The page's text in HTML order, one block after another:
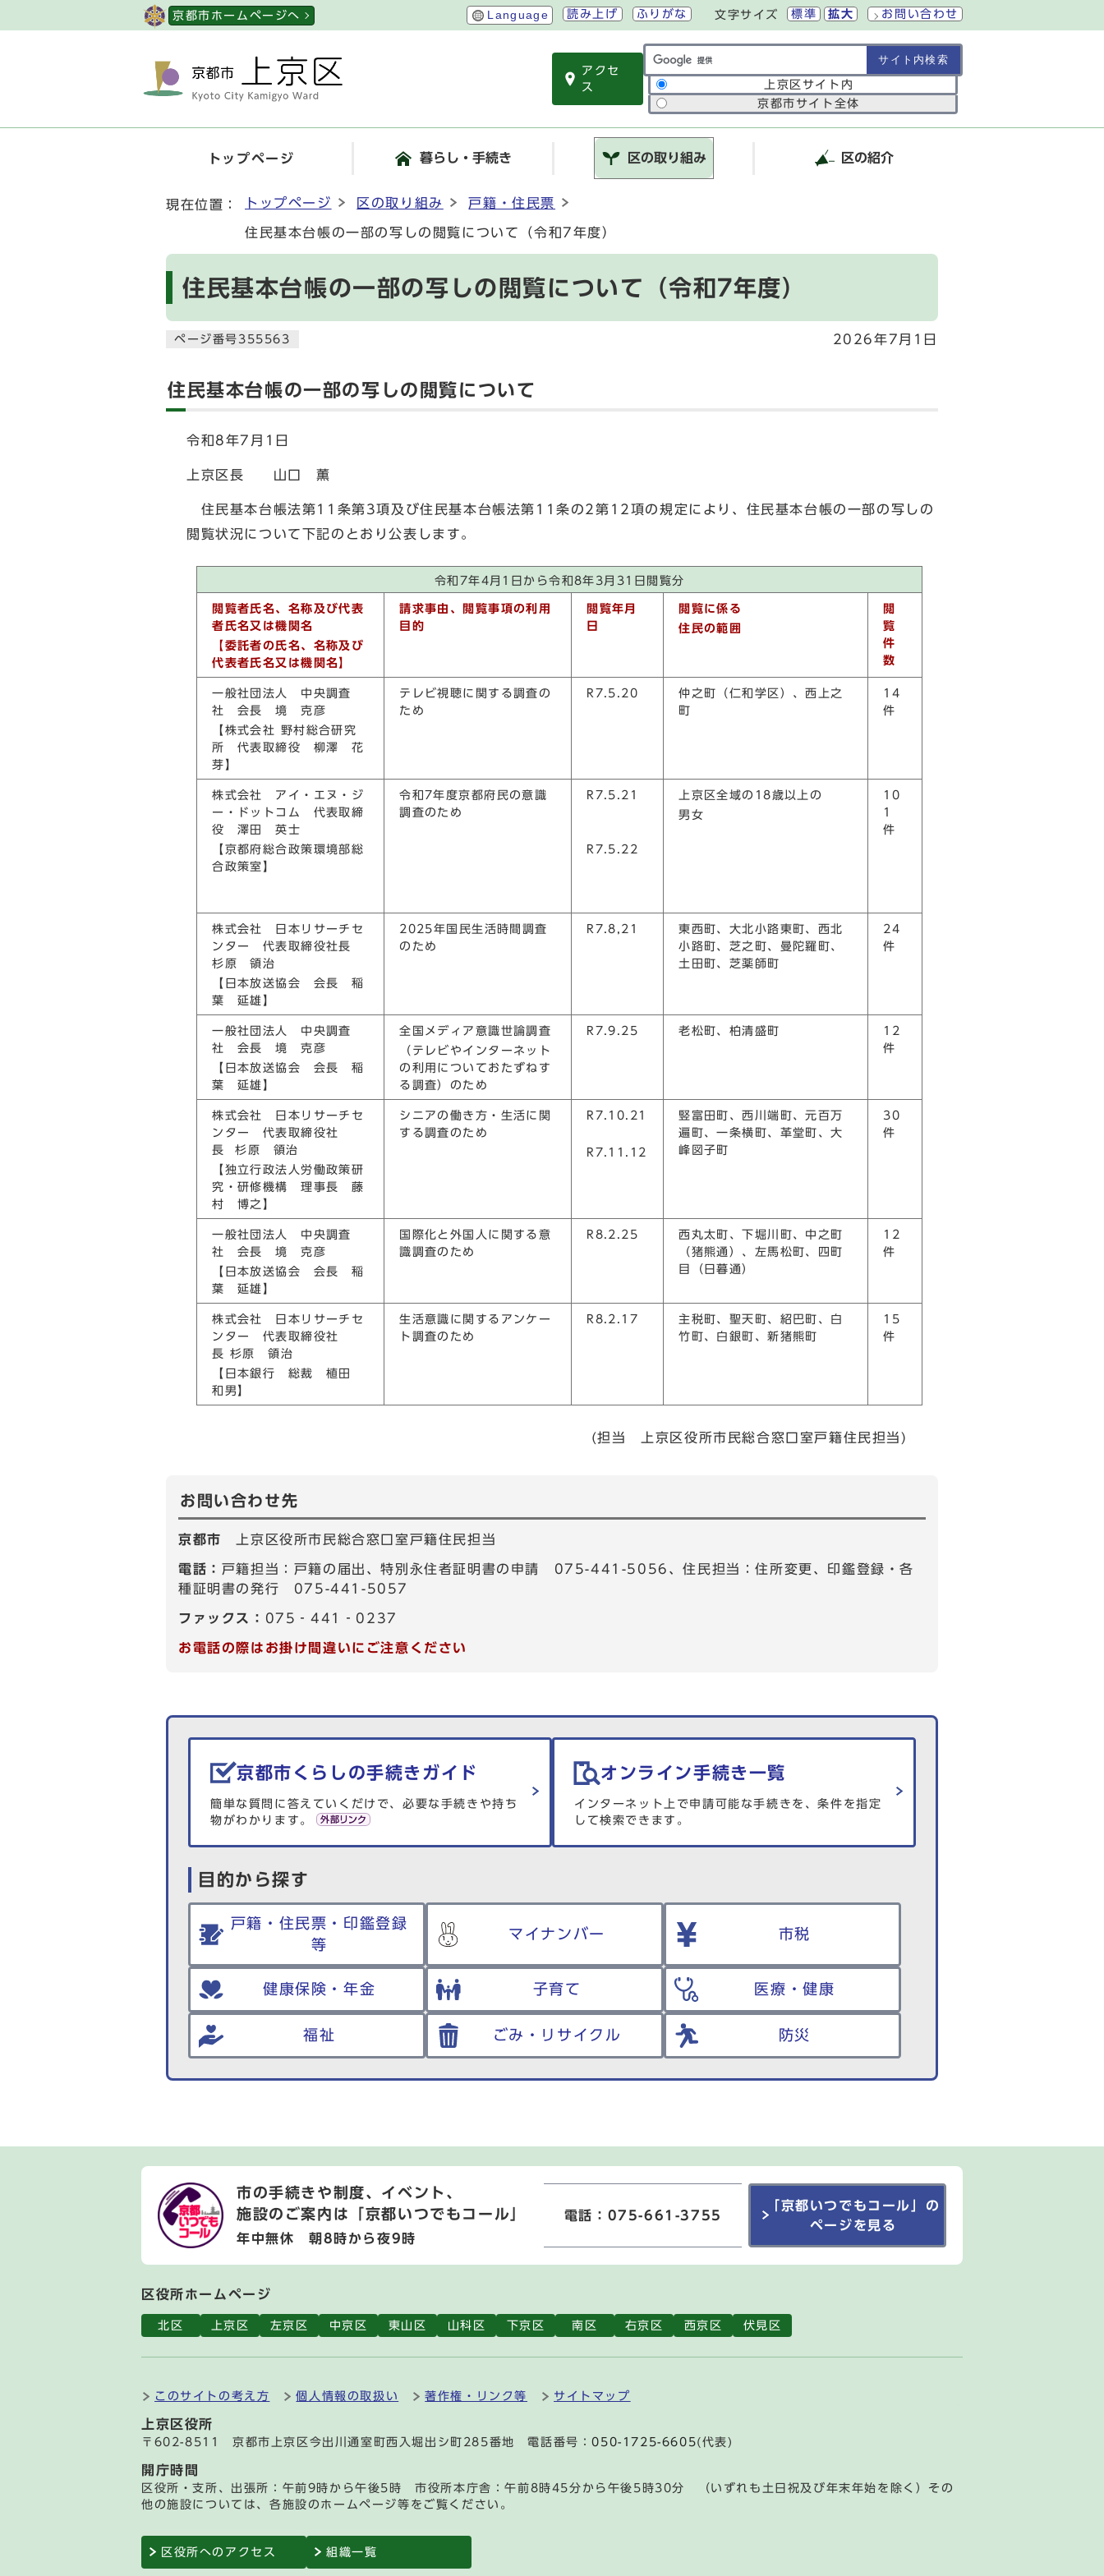
京都市ホームページへ Language 読み上げ ふりがな 文字サイズ 標準 拡大 お問い合わせ
アクセ
ス
サイト内検索の範囲
上京区サイト内
京都市サイト全体
トップページ 暮らし・手続き 区の取り組み 区の紹介
現在位置： トップページ 区の取り組み 戸籍・住民票
住民基本台帳の一部の写しの閲覧について（令和7年度）
住民基本台帳の一部の写しの閲覧について（令和7年度）
ページ番号355563 2026年7月1日
住民基本台帳の一部の写しの閲覧について
令和8年7月1日
上京区長 山口 薫
住民基本台帳法第11条第3項及び住民基本台帳法第11条の2第12項の規定により、住民基本台帳の一部の写しの
閲覧状況について下記のとおり公表します。
令和7年4月1日から令和8年3月31日閲覧分
閲覧者氏名、名称及び代表
者氏名又は機関名
【委託者の氏名、名称及び
代表者氏名又は機関名】
請求事由、閲覧事項の利用
目的
閲覧年月
日
閲覧に係る
住民の範囲
閲
覧
件
数
一般社団法人 中央調査
社 会長 境 克彦
【株式会社 野村総合研究
所 代表取締役 柳澤 花
芽】
テレビ視聴に関する調査の
ため
R7.5.20
仲之町（仁和学区）、西上之
町
14
件
株式会社 アイ・エヌ・ジ
ー・ドットコム 代表取締
役 澤田 英士
【京都府総合政策環境部総
合政策室】
令和7年度京都府民の意識
調査のため
R7.5.21
R7.5.22
上京区全域の18歳以上の
男女
10
1
件
株式会社 日本リサーチセ
ンター 代表取締役社長
杉原 領治
【日本放送協会 会長 稲
葉 延雄】
2025年国民生活時間調査
のため
R7.8,21
東西町、大北小路東町、西北
小路町、芝之町、曼陀羅町、
土田町、芝薬師町
24
件
一般社団法人 中央調査
社 会長 境 克彦
【日本放送協会 会長 稲
葉 延雄】
全国メディア意識世論調査
（テレビやインターネット
の利用についておたずねす
る調査）のため
R7.9.25 老松町、柏清盛町
12
件
株式会社 日本リサーチセ
ンター 代表取締役社
長 杉原 領治
【独立行政法人労働政策研
究・研修機構 理事長 藤
村 博之】
シニアの働き方・生活に関
する調査のため
R7.10.21
R7.11.12
竪富田町、西川端町、元百万
遍町、一条横町、革堂町、大
峰図子町
30
件
一般社団法人 中央調査
社 会長 境 克彦
【日本放送協会 会長 稲
葉 延雄】
国際化と外国人に関する意
識調査のため
R8.2.25
西丸太町、下堀川町、中之町
（猪熊通）、左馬松町、四町
目（日暮通）
12
件
株式会社 日本リサーチセ
ンター 代表取締役社
長 杉原 領治
【日本銀行 総裁 植田
和男】
生活意識に関するアンケー
ト調査のため
R8.2.17
主税町、聖天町、紹巴町、白
竹町、白銀町、新猪熊町
15
件
(担当 上京区役所市民総合窓口室戸籍住民担当)
お問い合わせ先
京都市 上京区役所市民総合窓口室戸籍住民担当
電話： 戸籍担当：戸籍の届出、特別永住者証明書の申請 075-441-5056、住民担当：住所変更、印鑑登録・各
種証明書の発行 075-441-5057
ファックス： 075‐441‐0237
お電話の際はお掛け間違いにご注意ください
生活情報を探す
京都市くらしの手続きガイド
簡単な質問に答えていくだけで、必要な手続きや持ち
物がわかります。
オンライン手続き一覧
インターネット上で申請可能な手続きを、条件を指定
して検索できます。
目的から探す
戸籍・住民票・印鑑登録
等
マイナンバー 市税
健康保険・年金 子育て 医療・健康
福祉 ごみ・リサイクル 防災
市の手続きや制度、イベント、
施設のご案内は
「京都いつでもコール」
年中無休 朝8時から夜9時
電話：075-661-3755
「京都いつでもコール」の
ページを見る
区役所ホームページ
北区 上京区 左京区 中京区 東山区 山科区 下京区 南区 右京区 西京区 伏見区
このサイトの考え方 個人情報の取扱い 著作権・リンク等 サイトマップ
上京区役所
〒602-8511 京都市上京区今出川通室町西入堀出シ町285番地 電話番号：050-1725-6605(代表)
開庁時間
区役所・支所、出張所：午前9時から午後5時 市役所本庁舎：午前8時45分から午後5時30分 （いずれも土日祝及び年末年始を除く）その
他の施設については、各施設のホームページ等をご覧ください。
区役所へのアクセス 組織一覧